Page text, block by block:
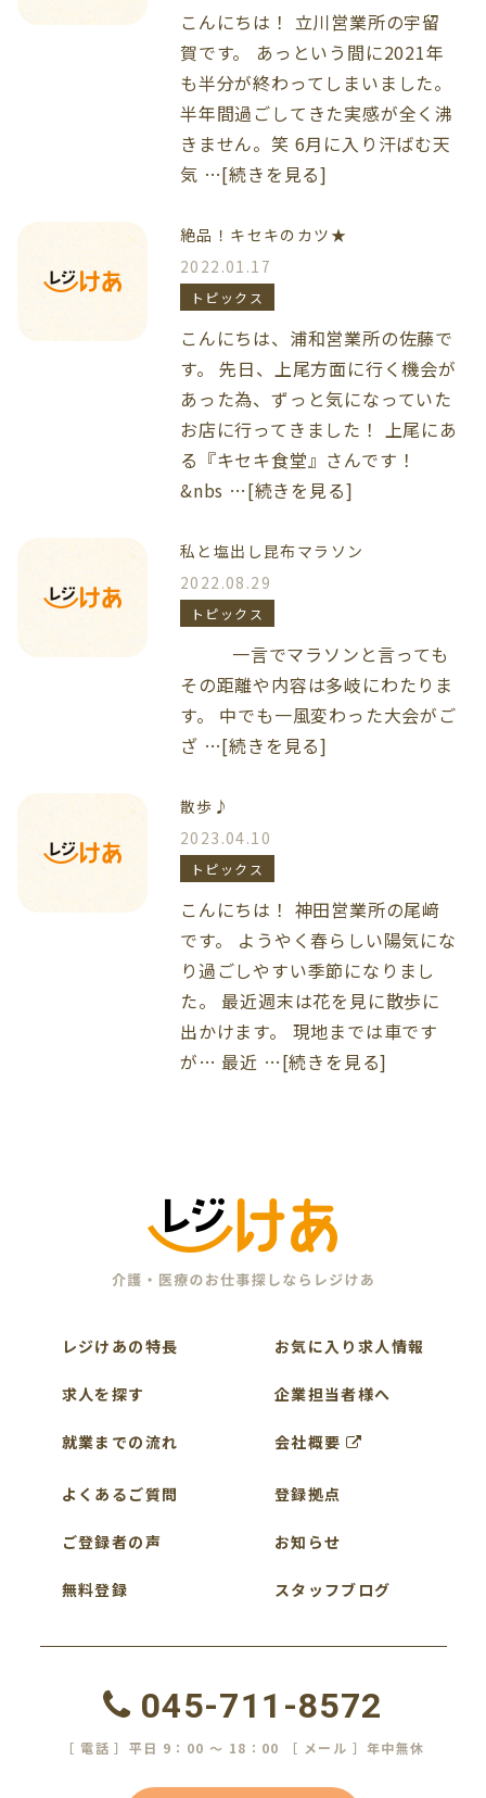
こんにちは！ 立川営業所の宇留
賀です。 あっという間に2021年
も半分が終わってしまいました。
半年間過ごしてきた実感が全く沸
きません。笑 6月に入り汗ばむ天
気 …[続きを見る]
絶品！キセキのカツ★
2022.01.17
トピックス
こんにちは、浦和営業所の佐藤で
す。 先日、上尾方面に行く機会が
あった為、ずっと気になっていた
お店に行ってきました！ 上尾にあ
る『キセキ食堂』さんです！
&nbs …[続きを見る]
私と塩出し昆布マラソン
2022.08.29
トピックス
一言でマラソンと言っても
その距離や内容は多岐にわたりま
す。 中でも一風変わった大会がご
ざ …[続きを見る]
散歩♪
2023.04.10
トピックス
こんにちは！ 神田営業所の尾﨑
です。 ようやく春らしい陽気にな
り過ごしやすい季節になりまし
た。 最近週末は花を見に散歩に
出かけます。 現地までは車です
が… 最近 …[続きを見る]
レジけあの特長
求人を探す
就業までの流れ
よくあるご質問
ご登録者の声
無料登録
お気に入り求人情報
企業担当者様へ
会社概要
登録拠点
お知らせ
スタッフブログ
045-711-8572
［ 電話 ］平日 9：00 ～ 18：00 ［ メール ］年中無休